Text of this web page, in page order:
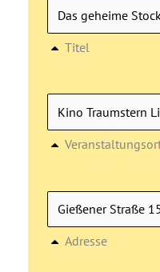
Titel
Adresse